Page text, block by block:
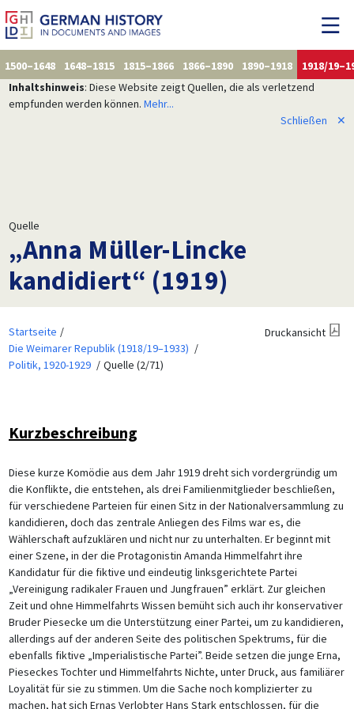
1500–1648 1648–1815 1815–1866 1866–1890 1890–1918
1918/
Inhaltshinweis: Diese Website zeigt Quellen, die als verletzend
empfunden werden können. Mehr...
Schließen
✕
Quelle
„Anna Müller-Lincke
kandidiert“ (1919)
Startseite
Die Weimarer Republik (1918/19–1933)
Politik, 1920-1929
Quelle (2/71)
Druckansicht
Kurzbeschreibung
Diese kurze Komödie aus dem Jahr 1919 dreht sich vordergründig um
die Konflikte, die entstehen, als drei Familienmitglieder beschließen,
für verschiedene Parteien für einen Sitz in der Nationalversammlung zu
kandidieren, doch das zentrale Anliegen des Films war es, die
Wählerschaft aufzuklären und nicht nur zu unterhalten. Er beginnt mit
einer Szene, in der die Protagonistin Amanda Himmelfahrt ihre
Kandidatur für die fiktive und eindeutig linksgerichtete Partei
„Vereinigung radikaler Frauen und Jungfrauen” erklärt. Zur gleichen
Zeit und ohne Himmelfahrts Wissen bemüht sich auch ihr konservativer
Bruder Piesecke um die Unterstützung einer Partei, um zu kandidieren,
allerdings auf der anderen Seite des politischen Spektrums, für die
ebenfalls fiktive „Imperialistische Partei”. Beide setzen die junge Erna,
Pieseckes Tochter und Himmelfahrts Nichte, unter Druck, aus familiärer
Loyalität für sie zu stimmen. Um die Sache noch komplizierter zu
machen, hat sich Ernas Verlobter Hans Stark entschlossen, für die